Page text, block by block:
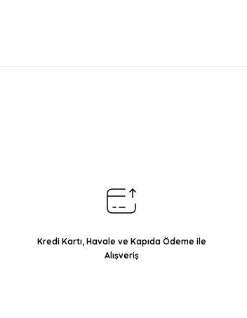
Kredi Kartı, Havale ve Kapıda Ödeme ile
Alışveriş